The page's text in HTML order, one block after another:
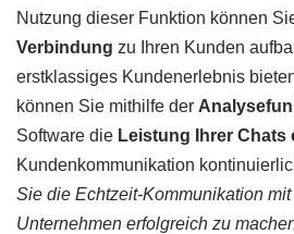
Nutzung dieser Funktion können
Verbindung zu Ihren Kunden
erstklassiges Kundenerlebnis
können Sie mithilfe der
Software die Leistung Ihrer Chats
Kundenkommunikation
Sie die Echtzeit-Kommunikation
Unternehmen erfolgreich zu